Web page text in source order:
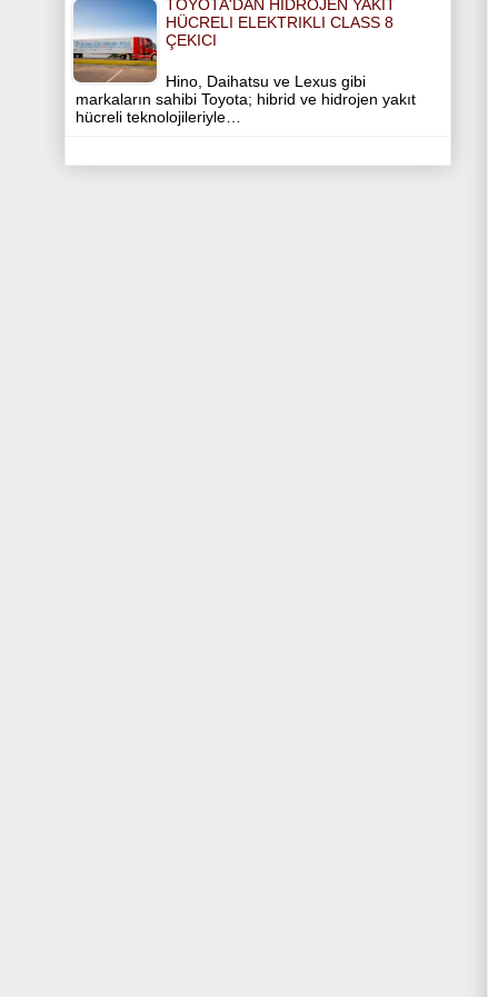
TOYOTA'DAN HIDROJEN YAKIT
HÜCRELI ELEKTRIKLI CLASS 8
ÇEKICI
Hino, Daihatsu ve Lexus gibi
markaların sahibi Toyota; hibrid ve hidrojen yakıt
hücreli teknolojileriyle…